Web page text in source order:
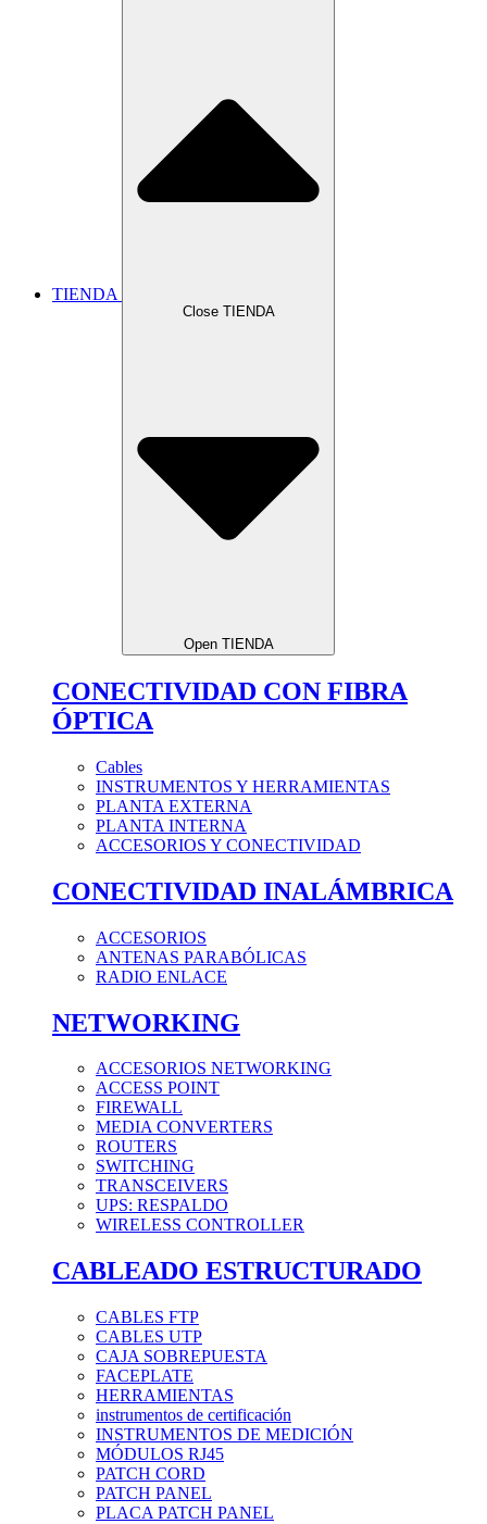
TIENDA
Close TIENDA
Open TIENDA
CONECTIVIDAD CON FIBRA
ÓPTICA
Cables
INSTRUMENTOS Y HERRAMIENTAS
PLANTA EXTERNA
PLANTA INTERNA
ACCESORIOS Y CONECTIVIDAD
CONECTIVIDAD INALÁMBRICA
ACCESORIOS
ANTENAS PARABÓLICAS
RADIO ENLACE
NETWORKING
ACCESORIOS NETWORKING
ACCESS POINT
FIREWALL
MEDIA CONVERTERS
ROUTERS
SWITCHING
TRANSCEIVERS
UPS: RESPALDO
WIRELESS CONTROLLER
CABLEADO ESTRUCTURADO
CABLES FTP
CABLES UTP
CAJA SOBREPUESTA
FACEPLATE
HERRAMIENTAS
instrumentos de certificación
INSTRUMENTOS DE MEDICIÓN
MÓDULOS RJ45
PATCH CORD
PATCH PANEL
PLACA PATCH PANEL